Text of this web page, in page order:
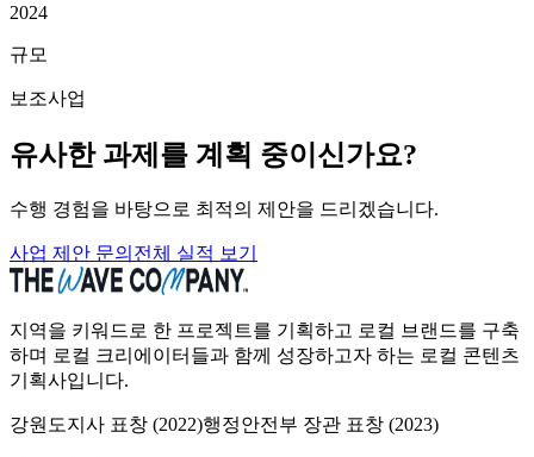
2024
규모
보조사업
유사한 과제를 계획 중이신가요?
수행 경험을 바탕으로 최적의 제안을 드리겠습니다.
사업 제안 문의 전체 실적 보기
지역을 키워드로 한 프로젝트를 기획하고 로컬 브랜드를 구축
하며 로컬 크리에이터들과 함께 성장하고자 하는 로컬 콘텐츠
기획사입니다.
강원도지사 표창 (2022)행정안전부 장관 표창 (2023)